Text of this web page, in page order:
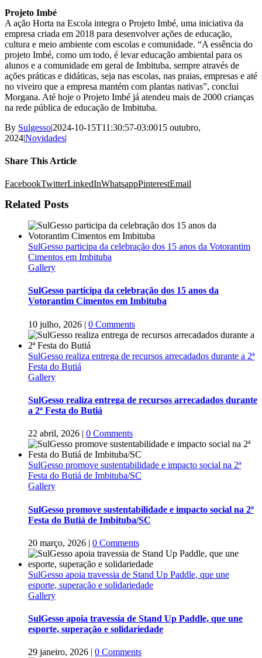
Projeto Imbé
A ação Horta na Escola integra o Projeto Imbé, uma iniciativa da
empresa criada em 2018 para desenvolver ações de educação,
cultura e meio ambiente com escolas e comunidade. “A essência do
projeto Imbé, como um todo, é levar educação ambiental para os
alunos e a comunidade em geral de Imbituba, sempre através de
ações práticas e didáticas, seja nas escolas, nas praias, empresas e até
no viveiro que a empresa mantém com plantas nativas”, conclui
Morgana. Até hoje o Projeto Imbé já atendeu mais de 2000 crianças
na rede pública de educação de Imbituba.
By Sulgesso|2024-10-15T11:30:57-03:0015 outubro,
2024|Novidades|
Share This Article
FacebookTwitterLinkedInWhatsappPinterestEmail
Related Posts
SulGesso participa da celebração dos 15 anos da Votorantim
Cimentos em Imbituba
Gallery
SulGesso participa da celebração dos 15 anos da
Votorantim Cimentos em Imbituba
10 julho, 2026 | 0 Comments
SulGesso realiza entrega de recursos arrecadados durante a 2ª
Festa do Butiá
Gallery
SulGesso realiza entrega de recursos arrecadados durante
a 2ª Festa do Butiá
22 abril, 2026 | 0 Comments
SulGesso promove sustentabilidade e impacto social na 2ª
Festa do Butiá de Imbituba/SC
Gallery
SulGesso promove sustentabilidade e impacto social na 2ª
Festa do Butiá de Imbituba/SC
20 março, 2026 | 0 Comments
SulGesso apoia travessia de Stand Up Paddle, que une
esporte, superação e solidariedade
Gallery
SulGesso apoia travessia de Stand Up Paddle, que une
esporte, superação e solidariedade
29 janeiro, 2026 | 0 Comments